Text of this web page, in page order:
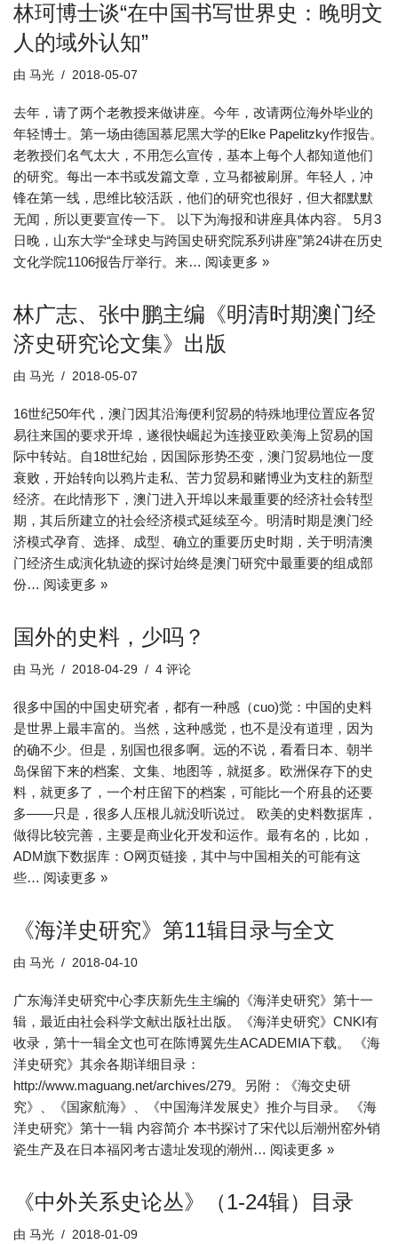
林珂博士谈“在中国书写世界史：晚明文
人的域外认知”
由 马光 2018-05-07
去年，请了两个老教授来做讲座。今年，改请两位海外毕业的
年轻博士。第一场由德国慕尼黑大学的Elke Papelitzky作报告。
老教授们名气太大，不用怎么宣传，基本上每个人都知道他们
的研究。每出一本书或发篇文章，立马都被刷屏。年轻人，冲
锋在第一线，思维比较活跃，他们的研究也很好，但大都默默
无闻，所以更要宣传一下。 以下为海报和讲座具体内容。 5月3
日晚，山东大学“全球史与跨国史研究院系列讲座”第24讲在历史
文化学院1106报告厅举行。来… 阅读更多 »
林广志、张中鹏主编《明清时期澳门经
济史研究论文集》出版
由 马光 2018-05-07
16世纪50年代，澳门因其沿海便利贸易的特殊地理位置应各贸
易往来国的要求开埠，遂很快崛起为连接亚欧美海上贸易的国
际中转站。自18世纪始，因国际形势丕变，澳门贸易地位一度
衰败，开始转向以鸦片走私、苦力贸易和赌博业为支柱的新型
经济。在此情形下，澳门进入开埠以来最重要的经济社会转型
期，其后所建立的社会经济模式延续至今。明清时期是澳门经
济模式孕育、选择、成型、确立的重要历史时期，关于明清澳
门经济生成演化轨迹的探讨始终是澳门研究中最重要的组成部
份… 阅读更多 »
国外的史料，少吗？
由 马光 2018-04-29 4 评论
很多中国的中国史研究者，都有一种感（cuo)觉：中国的史料
是世界上最丰富的。当然，这种感觉，也不是没有道理，因为
的确不少。但是，别国也很多啊。远的不说，看看日本、朝半
岛保留下来的档案、文集、地图等，就挺多。欧洲保存下的史
料，就更多了，一个村庄留下的档案，可能比一个府县的还要
多——只是，很多人压根儿就没听说过。 欧美的史料数据库，
做得比较完善，主要是商业化开发和运作。最有名的，比如，
ADM旗下数据库：O网页链接，其中与中国相关的可能有这
些… 阅读更多 »
《海洋史研究》第11辑目录与全文
由 马光 2018-04-10
广东海洋史研究中心李庆新先生主编的《海洋史研究》第十一
辑，最近由社会科学文献出版社出版。《海洋史研究》CNKI有
收录，第十一辑全文也可在陈博翼先生ACADEMIA下载。 《海
洋史研究》其余各期详细目录：
http://www.maguang.net/archives/279。另附：《海交史研
究》、《国家航海》、《中国海洋发展史》推介与目录。 《海
洋史研究》第十一辑 内容简介 本书探讨了宋代以后潮州窑外销
瓷生产及在日本福冈考古遗址发现的潮州… 阅读更多 »
《中外关系史论丛》（1-24辑）目录
由 马光 2018-01-09